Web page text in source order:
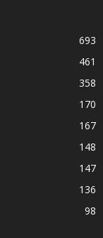
693
461
358
170
167
148
147
136
98